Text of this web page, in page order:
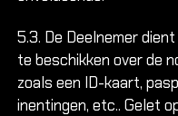
5.3. De Deelnemer
te beschikken over de
zoals een ID-kaart,
inentingen, etc.. Gelet